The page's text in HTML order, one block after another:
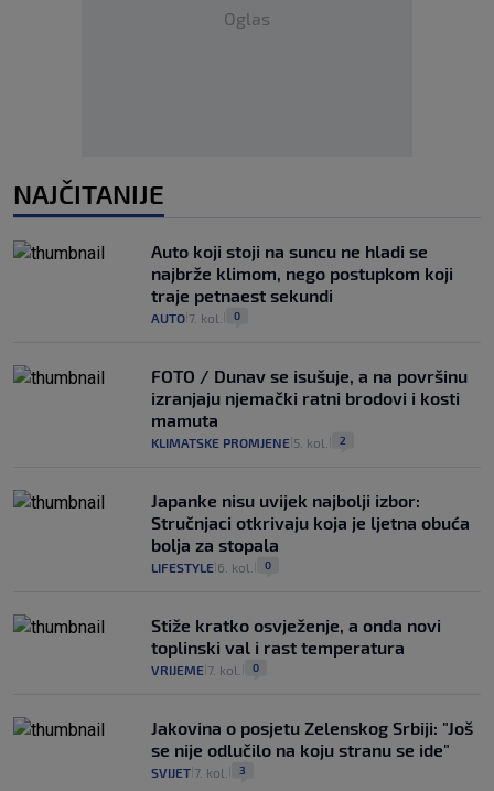
Oglas
NAJČITANIJE
Auto koji stoji na suncu ne hladi se
najbrže klimom, nego postupkom koji
traje petnaest sekundi
AUTO 7. kol. 0
FOTO / Dunav se isušuje, a na površinu
izranjaju njemački ratni brodovi i kosti
mamuta
KLIMATSKE PROMJENE 5. kol. 2
Japanke nisu uvijek najbolji izbor:
Stručnjaci otkrivaju koja je ljetna obuća
bolja za stopala
LIFESTYLE 6. kol. 0
Stiže kratko osvježenje, a onda novi
toplinski val i rast temperatura
VRIJEME 7. kol. 0
Jakovina o posjetu Zelenskog Srbiji: "Još
se nije odlučilo na koju stranu se ide"
SVIJET 7. kol. 3